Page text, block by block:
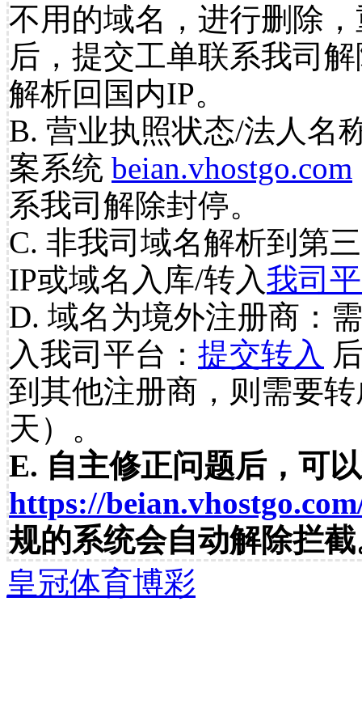
不用的域名，进行删除
后，提交工单联系我司
解析回国内IP。
B. 营业执照状态/法人名
案系统 beian.vhostgo.com
系我司解除封停。
C. 非我司域名解析到第
IP或域名入库/转入我司
D. 域名为境外注册商：
入我司平台： 提交转入
到其他注册商，则需要
天）。
E. 自主修正问题后，可
https://
规的系统会自动解除拦
皇冠体育博彩